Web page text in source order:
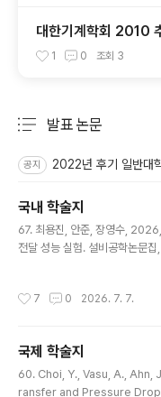
대한기계학회 2010
주)1 0 조회 3
발표 논문
공지 2022년 후기 일반대
국내 학술지
67. 최용진, 안준, 장영수,
전달 성능 실험. 설비공학논
적 고찰. 설비공학논문집,
10.6110/KJACR.2025.37..
7 0 2026. 7. 7.
국제 학술지
60. Choi, Y., Vasu, A.,
ransfer and Pressure